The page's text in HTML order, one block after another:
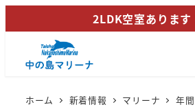
イ
2LDK空室ありま
ホーム 新着情報 マリーナ
年